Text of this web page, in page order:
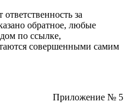
ответственность за
обратное, любые
по ссылке,
совершенными самим
Приложение № 5